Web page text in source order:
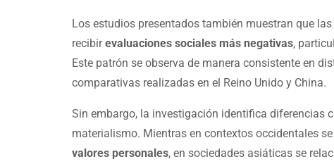
Los estudios presentados también muestran que
recibirevaluaciones sociales más negativas,
Este patrón se observa de manera consistente en
comparativas realizadas en el Reino Unido y China.
Sin embargo, la investigación identifica diferencias
materialismo. Mientras en contextos occidentales
valores personales, en sociedades asiáticas se